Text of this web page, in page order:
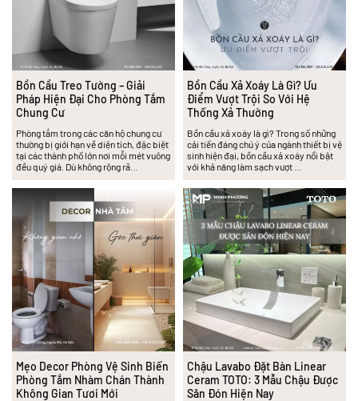
Bồn Cầu Treo Tường – Giải
Pháp Hiện Đại Cho Phòng Tắm
Chung Cư
Phòng tắm trong các căn hộ chung cư
thường bị giới hạn về diện tích, đặc biệt
tại các thành phố lớn nơi mỗi mét vuông
đều quý giá. Dù không rộng rã…
Bồn Cầu Xả Xoáy Là Gì? Ưu
Điểm Vượt Trội So Với Hệ
Thống Xả Thường
Bồn cầu xả xoáy là gì? Trong số những
cải tiến đáng chú ý của ngành thiết bị vệ
sinh hiện đại, bồn cầu xả xoáy nổi bật
với khả năng làm sạch vượt …
Mẹo Decor Phòng Vệ Sinh Biến
Phòng Tắm Nhàm Chán Thành
Không Gian Tươi Mới
Chậu Lavabo Đặt Bàn Linear
Ceram TOTO: 3 Mẫu Chậu Được
Săn Đón Hiện Nay